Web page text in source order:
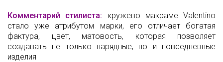
Комментарий стилиста:
кружево макраме Valentino
стало уже атрибутом марки, его отличает богатая
фактура, цвет, матовость, которая позволяет
создавать не только нарядные, но и повседневные
изделия